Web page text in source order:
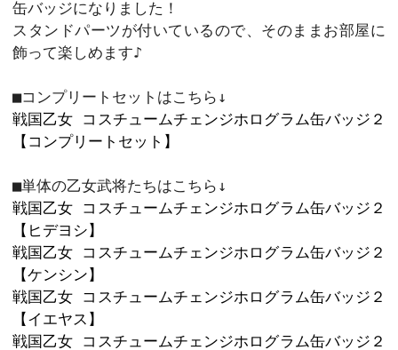
ご注文数 －
カートに入れ
5
78×53㎜